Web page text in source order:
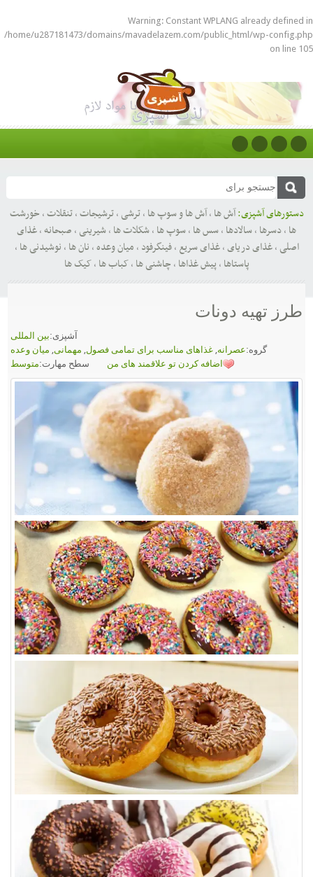
Warning: Constant WPLANG already defined in
/home/u287181473/domains/mavadelazem.com/public_html/wp-config.php
on line 105
دستورهای آشپزی:آش ها ,آش ها و سوپ ها ,ترشی ,ترشیجات,تنقلات, خورشت
ها ,دسرها ,سالادها ,سس ها ,سوپ ها ,شکلات ها ,شیرینی , صبحانه,غذای
اصلی ,غذای دریای,غذای سریع ,فینگرفود , میان وعده, نان ها , نوشیدنی ها ,
پاستاها ,پیش غذاها , چاشنی ها ,کباب ها ,کیک ها
طرز تهیه دونات
آشپزی:بین المللی
گروه:عصرانه, غذاهای مناسب برای تمامی فصول, مهمانی, میان وعده
سطح مهارت:متوسط اضافه کردن تو علاقمند های من